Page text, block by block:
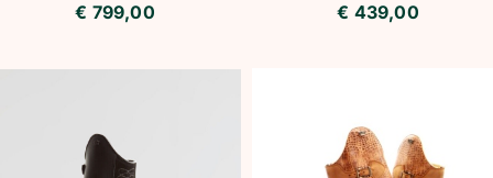
€ 799,00 € 439,00